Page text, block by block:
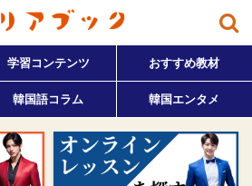
学習コンテンツ おすすめ教材
韓国語コラム 韓国エンタメ